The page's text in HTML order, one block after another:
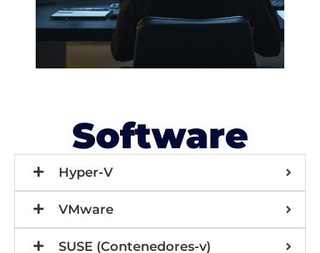
Software
Hyper-V
VMware
SUSE (Contenedores-v)